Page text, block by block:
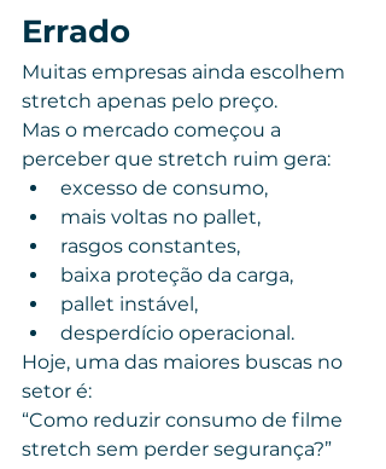
Errado
Muitas empresas ainda escolhem
stretch apenas pelo preço.
Mas o mercado começou a
perceber que stretch ruim gera:
excesso de consumo,
mais voltas no pallet,
rasgos constantes,
baixa proteção da carga,
pallet instável,
desperdício operacional.
Hoje, uma das maiores buscas no
setor é:
“Como reduzir consumo de filme
stretch sem perder segurança?”